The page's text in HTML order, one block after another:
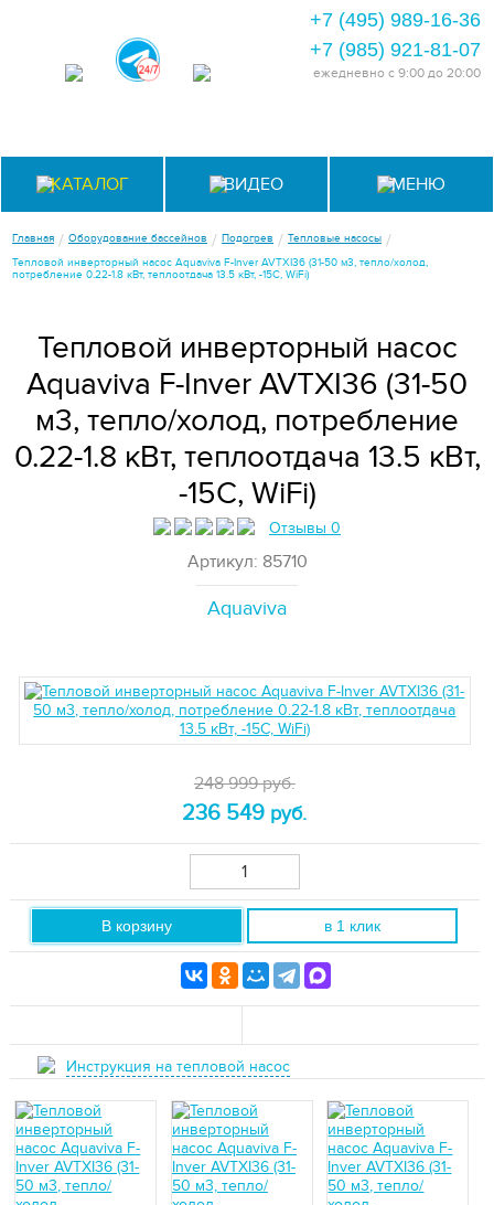
+7 (495) 989-16-36
+7 (985) 921-81-07
ежедневно с 9:00 до 20:00
КАТАЛОГ ВИДЕО МЕНЮ
Главная / Оборудование бассейнов / Подогрев / Тепловые насосы /
Тепловой инверторный насос Aquaviva F-Inver AVTXI36 (31-50 м3, тепло/холод,
потребление 0.22-1.8 кВт, теплоотдача 13.5 кВт, -15С, WiFi)
Тепловой инверторный насос
Aquaviva F-Inver AVTXI36 (31-50
м3, тепло/холод, потребление
0.22-1.8 кВт, теплоотдача 13.5 кВт,
-15С, WiFi)
Отзывы 0
Артикул: 85710
Aquaviva
248 999 руб.
236 549 руб.
В корзину в 1 клик
Инструкция на тепловой насос